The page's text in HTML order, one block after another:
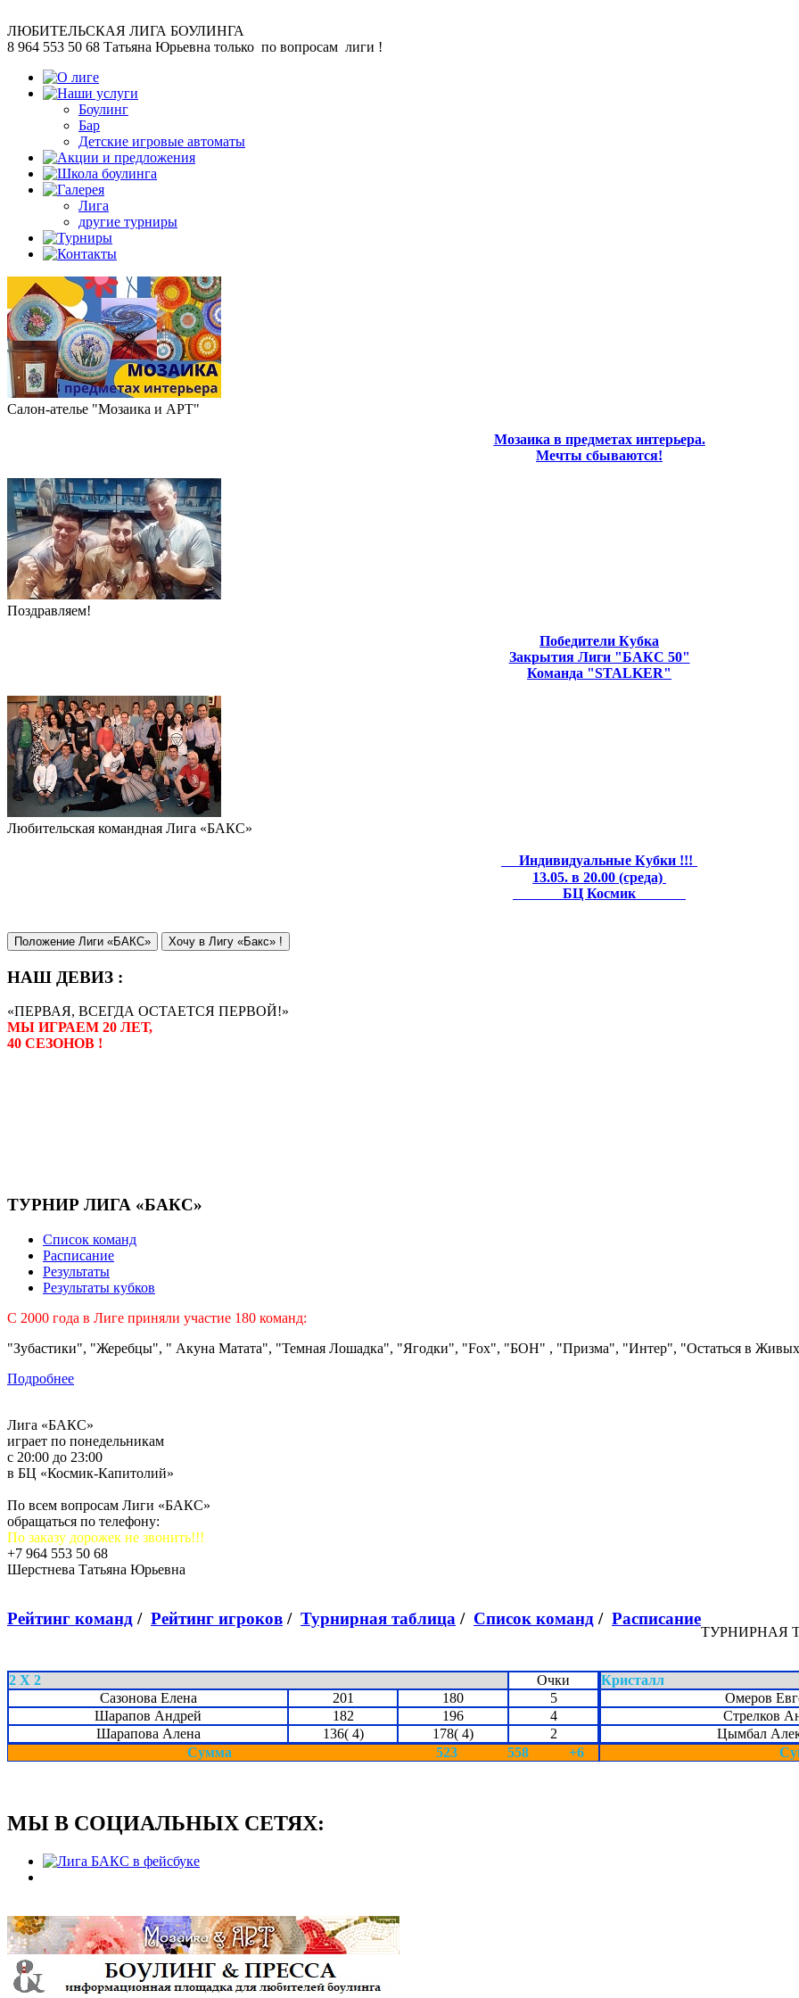
ЛЮБИТЕЛЬСКАЯ ЛИГА БОУЛИНГА
8 964 553 50 68 Татьяна Юрьевна только по вопросам лиги !
Боулинг
Бар
Детские игровые автоматы
Лига
другие турниры
Салон-ателье "Мозаика и АРТ"
Мозаика в предметах интерьера.
Мечты сбываются!
Поздравляем!
Победители Кубка
Закрытия Лиги "БАКС 50"
Команда "STALKER"
Любительская командная Лига «БАКС»
Индивидуальные Кубки !!!
13.05. в 20.00 (среда)
БЦ Космик
Положение Лиги «БАКС» Хочу в Лигу «Бакс» !
НАШ ДЕВИЗ :
«ПЕРВАЯ, ВСЕГДА ОСТАЕТСЯ ПЕРВОЙ!»
МЫ ИГРАЕМ 20 ЛЕТ,
40 СЕЗОНОВ !
ТУРНИР ЛИГА «БАКС»
Список команд
Расписание
Результаты
Результаты кубков
C 2000 года в Лиге приняли участие 180 команд:
"Зубастики", "Жеребцы", " Акуна Матата", "Темная Лошадка", "Ягодки", "Fох", "БОН" , "Призма", "Интер", "Остаться в
Подробнее
Лига «БАКС»
играет по понедельникам
с 20:00 до 23:00
в БЦ «Космик-Капитолий»
По всем вопросам Лиги «БАКС»
обращаться по телефону:
По заказу дорожек не звонить!!!
+7 964 553 50 68
Шерстнева Татьяна Юрьевна
Рейтинг команд / Рейтинг игроков / Турнирная таблица / Список команд / Расписание
ТУРНИРНАЯ
2 X 2
Очки
Сазонова Елена
201 180
5
Шарапов Андрей
182 196
4
Шарапова Алена
136( 4) 178( 4) 2
Кристалл
Омеров
Стрелков
Цымбал
Сумма
523 558 +6
МЫ В СОЦИАЛЬНЫХ СЕТЯХ: